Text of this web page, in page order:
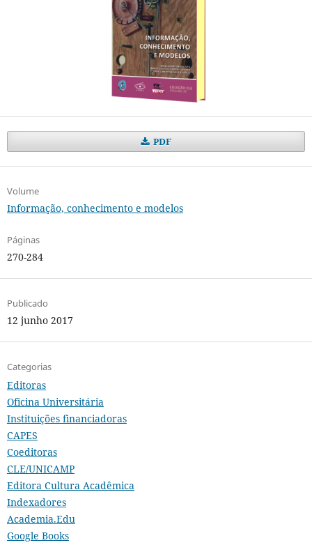
PDF
Volume
Informação, conhecimento e modelos
Páginas
270-284
Publicado
12 junho 2017
Categorias
Editoras
Oficina Universitária
Instituições financiadoras
CAPES
Coeditoras
CLE/UNICAMP
Editora Cultura Acadêmica
Indexadores
Academia.Edu
Google Books